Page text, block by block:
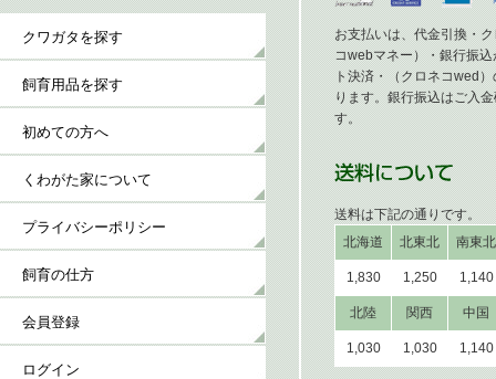
クワガタを探す
飼育用品を探す
初めての方へ
くわがた家について
プライバシーポリシー
飼育の仕方
会員登録
ログイン
お支払いは、代金引換・
コwebマネー）・銀行振
ト決済・（クロネコwed
ります。銀行振込はご入
す。
送料は下記の通りです。
北海道
北東北 南東北
1,830 1,250 1,140
北陸 関西 中国
1,030 1,030 1,140